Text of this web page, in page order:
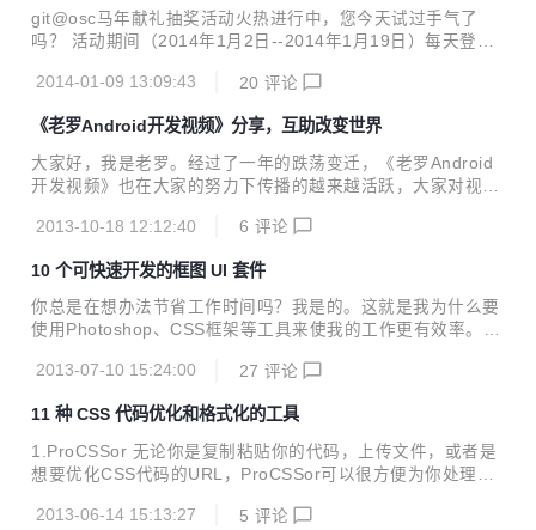
美马克杯一个！来为你看好的优秀项目投一票吧！ 大赛时间安
排： 1.作品提交阶段：2013年12月10日--2014年1月20日 2.
git@osc马年献礼抽奖活动火热进行中，您今天试过手气了
吗？ 活动期间（2014年1月2日--2014年1月19日）每天登陆g
活动结束还有10天，每新的一天都有新的希望！ 恭喜已经中
填写完整个人信息的同学抓紧时间啦！下一批获奖奖品会安排
在活动结束后2个工作日内发放。 还等？搓一搓手，ipad到碗
里来！http://git.oschina.net/2014-luck-draw
2014-01-09 13:09:43 20 评论
《老罗Android开发视频》分享，互助改变世界
大家好，我是老罗。经过了一年的跌荡变迁，《老罗Android
开发视频》也在大家的努力下传播的越来越活跃，大家对视频
的分享，互助精神的延续！大家在邮件中对我的支持，以及对
一季视频录制结束后，9Tech社区的负责人找上了我，想要请
我录制第二季的视频。因为老罗我也在某公司工作，工作也很
是繁忙。所以犹豫了一番，录制视频真心的是一件很累人的工
作。每天劳累嘈杂的工作过后还要调整好心态去给大家最积极
的一面录制精品视频。 但是在跟9Tech社区负责人廖湘宁一次
2013-10-18 12:12:40 6 评论
10 个可快速开发的框图 UI 套件
你总是在想办法节省工作时间吗？我是的。这就是我为什么要
使用Photoshop、CSS框架等工具来使我的工作更有效率。我
框。为了这个目的，我做了些研究。 1. Sqetch Sqetch是一个
的模板和元素还有设备。 2. 网页设计DEROT’S FLAT UI工具
包 由网页设计师Depot和Freepik为你带来一个很棒的UI套
件，平面设计的最新趋势。 3. The ultimate wireframe UI套
个元素被应用于从开始创...
2013-07-10 15:24:00 27 评论
11 种 CSS 代码优化和格式化的工具
1.ProCSSor 无论你是复制粘贴你的代码，上传文件，或者是
想要优化CSS代码的URL，ProCSSor可以很方便为你处理这
很棒的清理模式。 2.CSS Portal 一旦粘贴你需要定制的CSS
2013-06-14 15:13:27 5 评论